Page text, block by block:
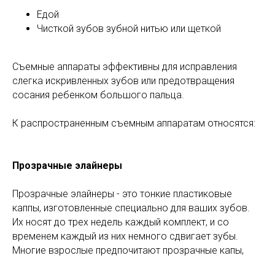
Едой
Чисткой зубов зубной нитью или щеткой
Съемные аппараты эффективны для исправления
слегка искривленных зубов или предотвращения
сосания ребенком большого пальца.
К распространенным съемным аппаратам относятся:
Прозрачные элайнеры
Прозрачные элайнеры - это тонкие пластиковые
каппы, изготовленные специально для ваших зубов.
Их носят до трех недель каждый комплект, и со
временем каждый из них немного сдвигает зубы.
Многие взрослые предпочитают прозрачные капы,